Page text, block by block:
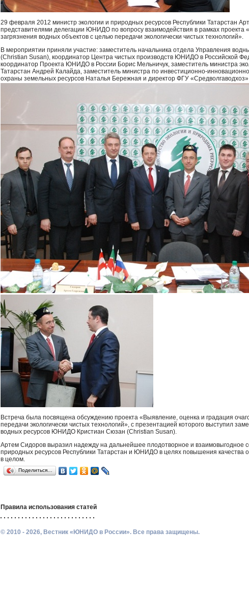
29 февраля 2012 министр экологии и природных ресурсов Республики Татарстан
представителями делегации ЮНИДО по вопросу взаимодействия в рамках проекта
загрязнения водных объектов с целью передачи экологически чистых технологий».
В мероприятии приняли участие: заместитель начальника отдела Управления
(Christian Susan), координатор Центра чистых производств ЮНИДО в Российской
координатор Проекта ЮНИДО в России Борис Мельничук, заместитель министра
Татарстан Андрей Калайда, заместитель министра по инвестиционно-
охраны земельных ресурсов Наталья Бережная и директор ФГУ
Встреча была посвящена обсуждению проекта «Выявление, оценка и градация
передачи экологически чистых технологий», с презентацией которого выступил
водных ресурсов ЮНИДО Кристиан Сюзан (Christian Susan).
Артем Сидоров выразил надежду на дальнейшее плодотворное и взаимовыгодное
природных ресурсов Республики Татарстан и ЮНИДО в целях повышения качества
в целом.
Поделиться…
Правила использования статей
© 2010 - 2026, Вестник «ЮНИДО в России». Все права защищены.